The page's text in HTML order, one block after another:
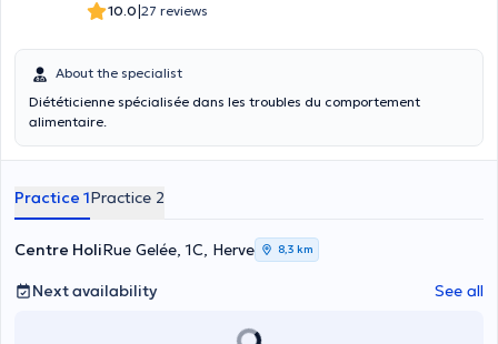
10.0|27 reviews
About the specialist
Diététicienne spécialisée dans les troubles du comportement
alimentaire.
Practice 1Practice 2
Centre HoliRue Gelée, 1C, Herve 8,3 km
Next availability See all